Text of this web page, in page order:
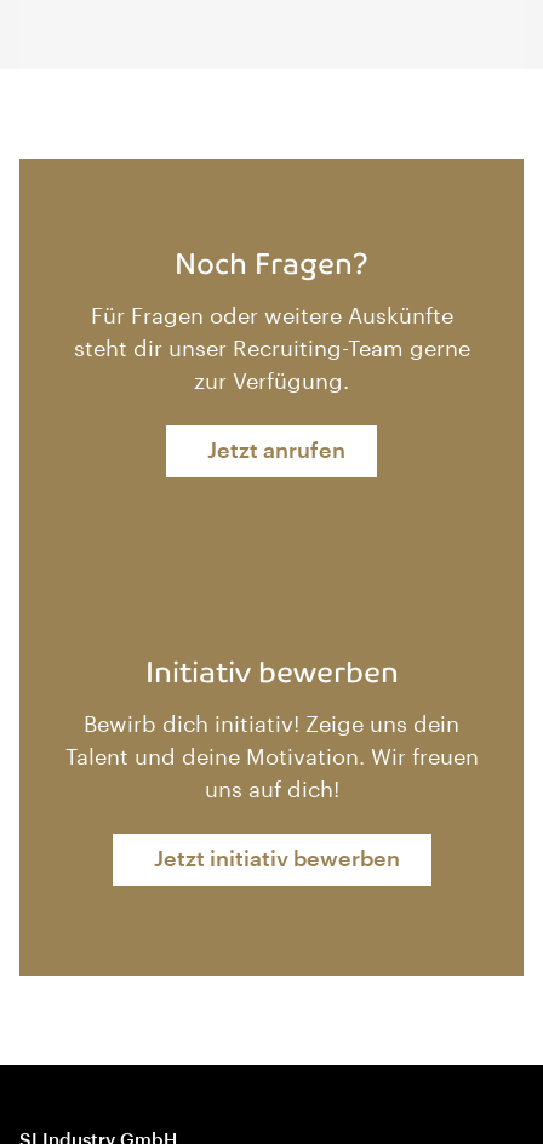
Noch Fragen?
Für Fragen oder weitere Auskünfte
steht dir unser Recruiting-Team gerne
zur Verfügung.
Jetzt anrufen
Initiativ bewerben
Bewirb dich initiativ! Zeige uns dein
Talent und deine Motivation. Wir freuen
uns auf dich!
Jetzt initiativ bewerben